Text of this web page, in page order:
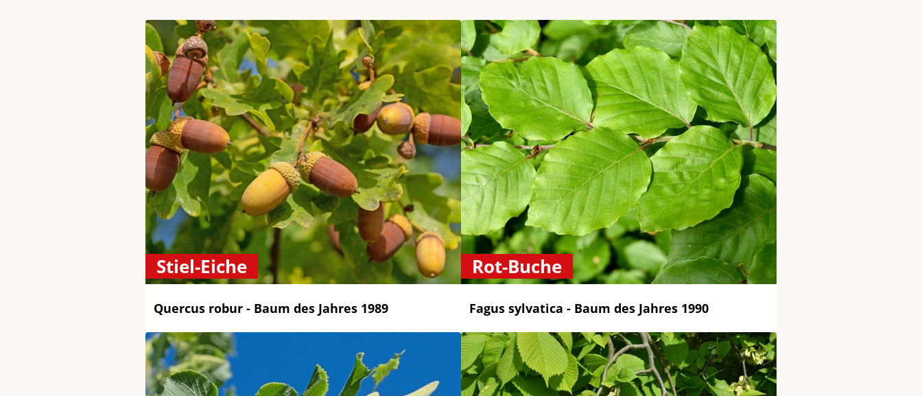
Stiel-Eiche
Quercus robur - Baum des Jahres 1989
Rot-Buche
Fagus sylvatica - Baum des Jahres 1990